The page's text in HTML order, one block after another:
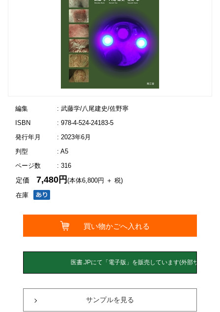
編集
: 武藤学/八尾建史/佐野寧
ISBN
: 978-4-524-24183-5
発行年月
: 2023年6月
判型
: A5
ページ数
: 316
在庫
定価7,480円(本体6,800円 ＋ 税)
サンプルを見る